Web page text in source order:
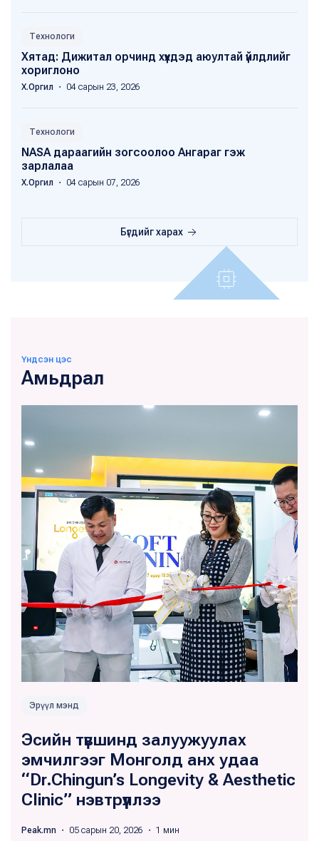
Технологи
Хятад: Дижитал орчинд хүүхдэд аюултай үйлдлийг
хориглоно
Х.Оргил ・ 04 сарын 23, 2026
Технологи
NASA дараагийн зогсоолоо Ангараг гэж
зарлалаа
Х.Оргил ・ 04 сарын 07, 2026
Бүгдийг харах
Үндсэн цэс
Амьдрал
Эрүүл мэнд
Эсийн түвшинд залуужуулах
эмчилгээг Монголд анх удаа
“Dr.Chingun’s Longevity & Aesthetic
Clinic” нэвтрүүллээ
Peak.mn ・ 05 сарын 20, 2026 ・ 1 мин